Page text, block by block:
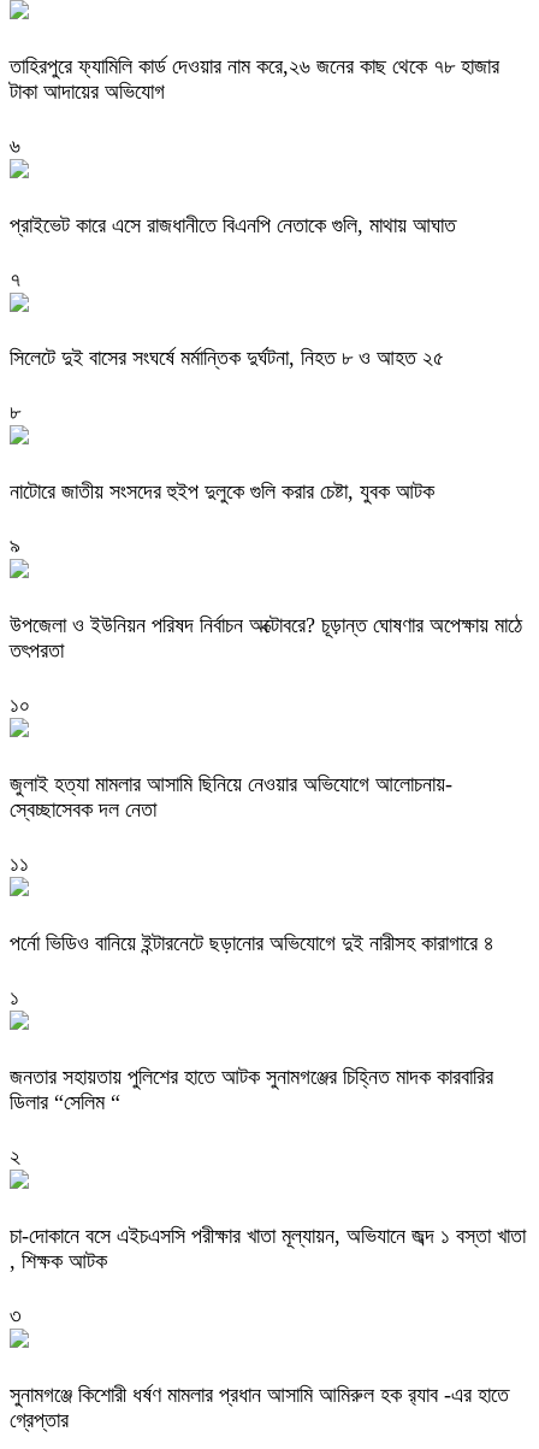
তাহিরপুরে ফ্যামিলি কার্ড দেওয়ার নাম করে,২৬ জনের কাছ থেকে ৭৮ হাজার
টাকা আদায়ের অভিযোগ
৬
প্রাইভেট কারে এসে রাজধানীতে বিএনপি নেতাকে গুলি, মাথায় আঘাত
৭
সিলেটে দুই বাসের সংঘর্ষে মর্মান্তিক দুর্ঘটনা, নিহত ৮ ও আহত ২৫
৮
নাটোরে জাতীয় সংসদের হুইপ দুলুকে গুলি করার চেষ্টা, যুবক আটক
৯
উপজেলা ও ইউনিয়ন পরিষদ নির্বাচন অক্টোবরে? চূড়ান্ত ঘোষণার অপেক্ষায় মাঠে
তৎপরতা
১০
জুলাই হত্যা মামলার আসামি ছিনিয়ে নেওয়ার অভিযোগে আলোচনায়-
স্বেচ্ছাসেবক দল নেতা
১১
পর্নো ভিডিও বানিয়ে ইন্টারনেটে ছড়ানোর অভিযোগে দুই নারীসহ কারাগারে ৪
১
জনতার সহায়তায় পুলিশের হাতে আটক সুনামগঞ্জের চিহ্নিত মাদক কারবারির
ডিলার “সেলিম “
২
চা-দোকানে বসে এইচএসসি পরীক্ষার খাতা মূল্যায়ন, অভিযানে জব্দ ১ বস্তা খাতা
, শিক্ষক আটক
৩
‎সুনামগঞ্জে কিশোরী ধর্ষণ মামলার প্রধান আসামি আমিরুল হক র‌্যাব -এর হাতে
গ্রেপ্তার